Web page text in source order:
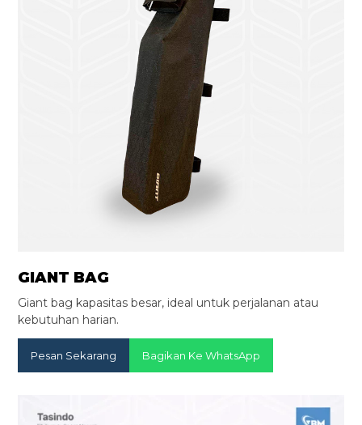
GIANT BAG
Giant bag kapasitas besar, ideal untuk perjalanan atau
kebutuhan harian.
Pesan Sekarang Bagikan Ke WhatsApp